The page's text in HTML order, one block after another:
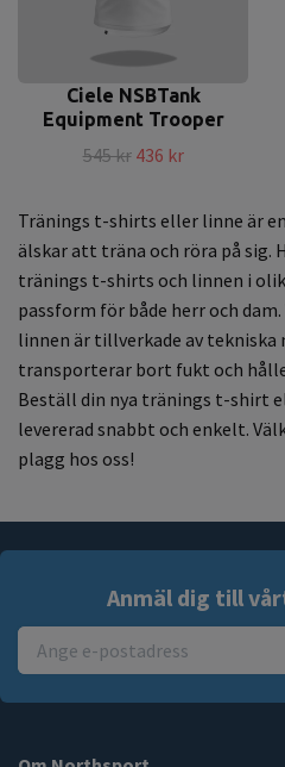
Ciele NSBTank
Equipment Trooper
545 kr 436 kr
Tränings t-shirts eller linne är
älskar att träna och röra på sig.
tränings t-shirts och linnen i
passform för både herr och
linnen är tillverkade av tekniska
transporterar bort fukt och
Beställ din nya tränings t-shirt
levererad snabbt och enkelt.
plagg hos oss!
Anmäl dig till